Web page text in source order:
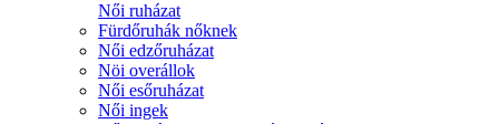
Női ruházat
Fürdőruhák nőknek
Női edzőruházat
Nöi overállok
Női esőruházat
Női ingek